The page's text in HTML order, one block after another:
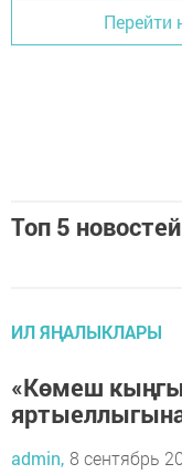
Перейти
Топ 5 новостей
ИЛ ЯҢАЛЫКЛАРЫ
«Көмеш
admin, 8 сентябрь